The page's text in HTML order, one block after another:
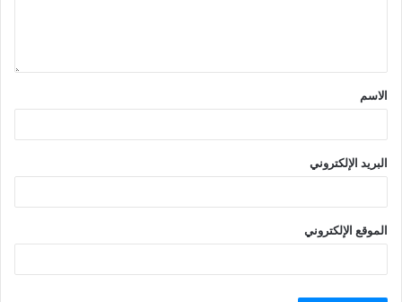
الاسم
البريد الإلكتروني
الموقع الإلكتروني